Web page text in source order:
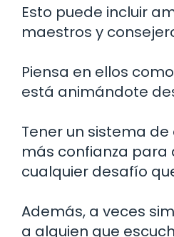
Esto puede incluir
maestros y
Piensa en ellos
está animándote
Tener un sistema
más confianza
cualquier desafío
Además, a veces
a alguien que